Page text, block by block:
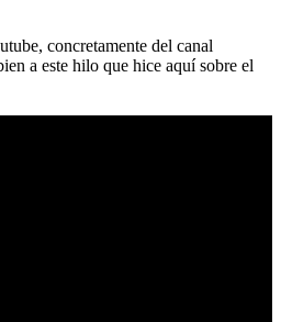
concretamente del canal
a este hilo que hice aquí sobre el